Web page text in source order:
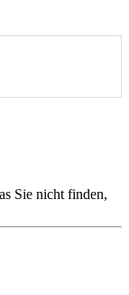
Sie nicht finden,